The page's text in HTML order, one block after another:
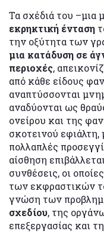
Τα σχέδιά του –μια
εκρηκτική ένταση
την οξύτητα των
μια κατάδυση σε
περιοχές,
από κάθε είδους
αναπτύσσονται
αναδύονται ως
ονείρου και της
σκοτεινού
πολλαπλές
αίσθηση
συνθέσεις, οι
των εκφραστικών
γνώση των
σχεδίου, της
επεξεργασίας και